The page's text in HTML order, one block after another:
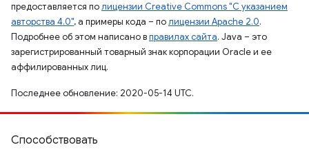
предоставляется полицензии Creative Commons "С указанием
авторства 4.0", а примеры кода – полицензии Apache 2.0.
Подробнее об этом написано вправилах сайта. Java – это
зарегистрированный товарный знак корпорации Oracle и ее
аффилированных лиц.
Последнее обновление: 2020-05-14 UTC.
Способствовать